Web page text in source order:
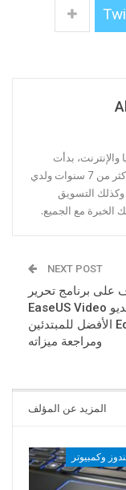
بدأت
عملي في كتابة المحتوى منذ أكثر من 7 سنوات ولدي
التسويق
الخبرة مع الجميع.
NEXT POST
على برنامج تحرير
الفيديو EaseUS Video
Editor الأفضل للمبتدئين
ومراجعة ميزاته
المزيد عن المؤلف
وكمبيوتر